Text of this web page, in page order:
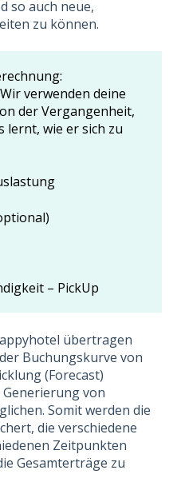
so auch neue,
zu können.
verwenden deine
der Vergangenheit,
lernt, wie er sich zu
– PickUp
übertragen
Buchungskurve von
(Forecast)
von
Somit werden die
die verschiedene
Zeitpunkten
Gesamterträge zu